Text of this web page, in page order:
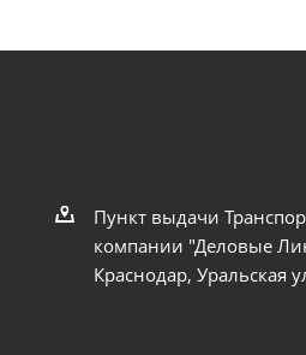
Пункт выдачи
компании "Деловые
Краснодар, Уральская